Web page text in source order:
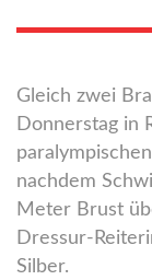
Gleich zwei
Donnerstag in
nachdem
Meter Brust
Dressur-
Silber.